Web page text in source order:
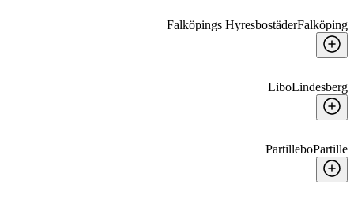
Falköpings HyresbostäderFalköping
LiboLindesberg
PartilleboPartille